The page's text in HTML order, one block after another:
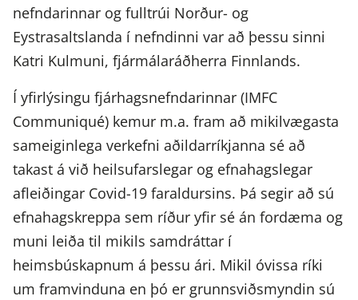
nefndarinnar og fulltrúi Norður- og
Eystrasaltslanda í nefndinni var að þessu sinni
Katri Kulmuni, fjármálaráðherra Finnlands.
Í yfirlýsingu fjárhagsnefndarinnar (IMFC
Communiqué) kemur m.a. fram að mikilvægasta
sameiginlega verkefni aðildarríkjanna sé að
takast á við heilsufarslegar og efnahagslegar
afleiðingar Covid-19 faraldursins. Þá segir að sú
efnahagskreppa sem ríður yfir sé án fordæma og
muni leiða til mikils samdráttar í
heimsbúskapnum á þessu ári. Mikil óvissa ríki
um framvinduna en þó er grunnsviðsmyndin sú